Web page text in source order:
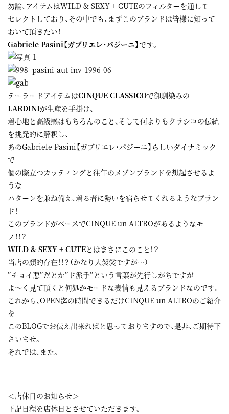
勿論、アイテムはWILD & SEXY + CUTEのフィルターを通して
セレクトしており、その中でも、まずこのブランドは皆様に知って
おいて頂きたい！
Gabriele Pasini【ガブリエレ・パジーニ】です。
テーラードアイテムはCINQUE CLASSICOで御馴染みの
LARDINIが生産を手掛け、
着心地と高級感はもちろんのこと、そして何よりもクラシコの伝統
を挑発的に解釈し、
あのGabriele Pasini【ガブリエレ・パジーニ】らしいダイナミック
で
個の際立つカッティングと往年のメゾンブランドを想起させるよ
うな
パターンを兼ね備え、着る者に勢いを宿らせてくれるようなブラン
ド！
このブランドがベースでCINQUE un ALTROがあるようなモ
ノ！！？
WILD & SEXY + CUTEとはまさにこのこと！？
当店の顏的存在！！？（かなり大袈裟ですが…）
”チョイ悪”だとか”ド派手”という言葉が先行しがちですが
よ～く見て頂くと何処かモードな表情も見えるブランドなのです。
これから、OPEN迄の時間できるだけCINQUE un ALTROのご紹介
を
このBLOGでお伝え出来ればと思っておりますので、是非、ご期待下
さいませ。
それでは、また。
＜店休日のお知らせ＞
下記日程を店休日とさせていただきます。